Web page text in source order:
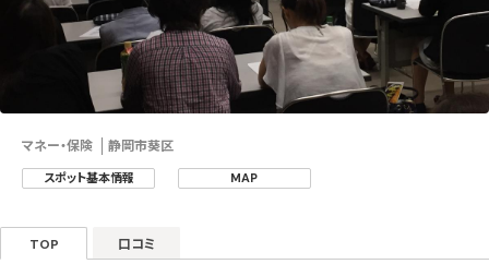
マネー・保険 静岡市葵区
スポット基本情報 MAP
TOP 口コミ